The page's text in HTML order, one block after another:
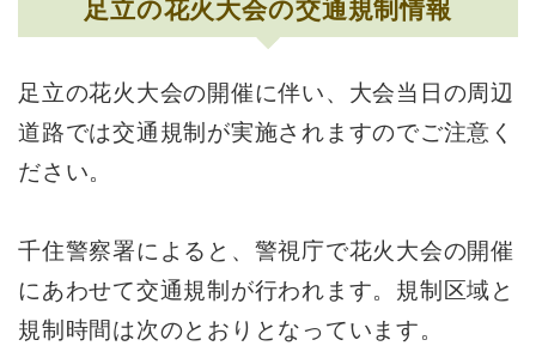
足立の花火大会の交通規制情報
足立の花火大会の開催に伴い、大会当日の周辺
道路では交通規制が実施されますのでご注意く
ださい。
千住警察署によると、警視庁で花火大会の開催
にあわせて交通規制が行われます。規制区域と
規制時間は次のとおりとなっています。